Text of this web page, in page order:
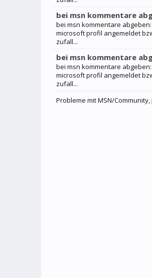
bei msn kommentare
bei msn kommentare
microsoft profil angemeldet
zufall...
bei msn kommentare
bei msn kommentare
microsoft profil angemeldet
zufall...
Probleme mit MSN/